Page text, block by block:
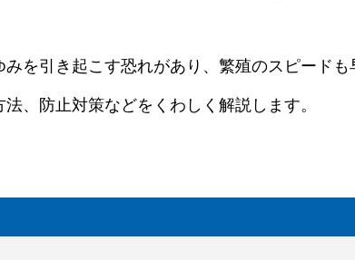
みを引き起こす恐れがあり、繁殖のスピード
、防止対策などをくわしく解説します。